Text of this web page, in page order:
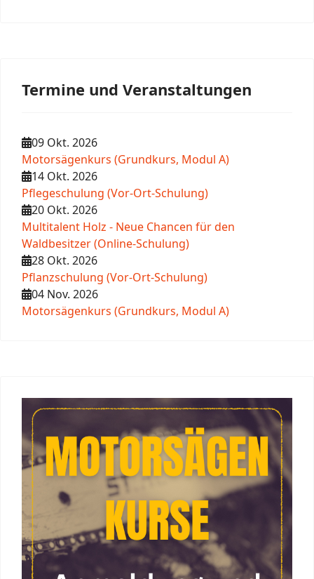
Termine und Veranstaltungen
09 Okt. 2026
Motorsägenkurs (Grundkurs, Modul A)
14 Okt. 2026
Pflegeschulung (Vor-Ort-Schulung)
20 Okt. 2026
Multitalent Holz - Neue Chancen für den
Waldbesitzer (Online-Schulung)
28 Okt. 2026
Pflanzschulung (Vor-Ort-Schulung)
04 Nov. 2026
Motorsägenkurs (Grundkurs, Modul A)